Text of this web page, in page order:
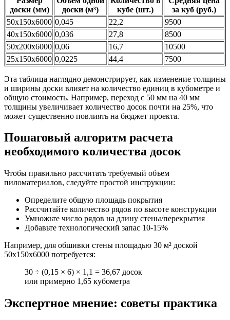
доски (мм)
доски (м³)
кубе (шт.)
за куб (руб.)
50х150х6000 0,045 22,2
9500
40х150х6000 0,036 27,8
8500
50х200х6000 0,06 16,7
10500
25х150х6000 0,0225 44,4 7500
Эта таблица наглядно демонстрирует, как изменение толщины
и ширины доски влияет на количество единиц в кубометре и
общую стоимость. Например, переход с 50 мм на 40 мм
толщины увеличивает количество досок почти на 25%, что
может существенно повлиять на бюджет проекта.
Пошаговый алгоритм расчета
необходимого количества досок
Чтобы правильно рассчитать требуемый объем
пиломатериалов, следуйте простой инструкции:
Определите общую площадь покрытия
Рассчитайте количество рядов по высоте конструкции
Умножьте число рядов на длину стены/перекрытия
Добавьте технологический запас 10-15%
Например, для обшивки стены площадью 30 м² доской
50х150х6000 потребуется:
30 ÷ (0,15 × 6) × 1,1 = 36,67 досок
или примерно 1,65 кубометра
Экспертное мнение: советы практика